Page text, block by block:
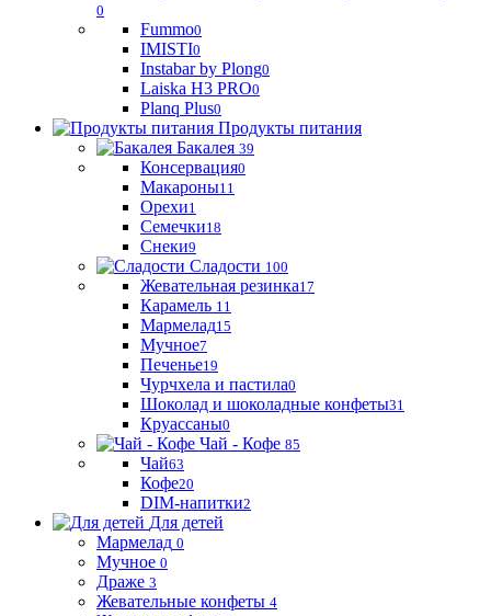
0
Fummo0
IMISTI0
Instabar by Plong0
Laiska H3 PRO0
Planq Plus0
Продукты питания
Бакалея 39
Консервация0
Макароны11
Орехи1
Семечки18
Снеки9
Сладости 100
Жевательная резинка17
Карамель 11
Мармелад15
Мучное7
Печенье19
Чурчхела и пастила0
Шоколад и шоколадные конфеты31
Круассаны0
Чай - Кофе 85
Чай63
Кофе20
DIM-напитки2
Для детей
Мармелад 0
Мучное 0
Драже 3
Жевательные конфеты 4